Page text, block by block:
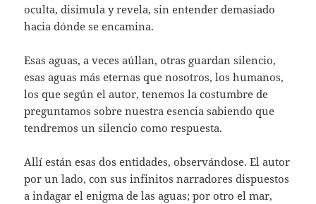
oculta, disimula y revela, sin entender demasiado
hacia dónde se encamina.
Esas aguas, a veces aúllan, otras guardan silencio,
esas aguas más eternas que nosotros, los humanos,
los que según el autor, tenemos la costumbre de
preguntamos sobre nuestra esencia sabiendo que
tendremos un silencio como respuesta.
Allí están esas dos entidades, observándose. El autor
por un lado, con sus infinitos narradores dispuestos
a indagar el enigma de las aguas; por otro el mar,